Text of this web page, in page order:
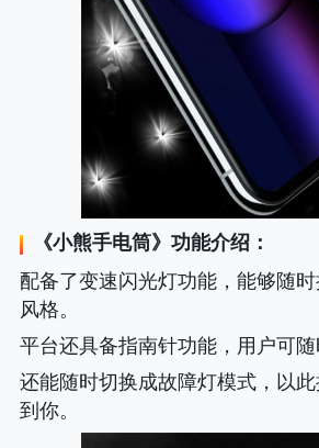
《小熊手电筒》功能介绍：
配备了变速闪光灯功能，能够随
风格。
平台还具备指南针功能，用户可随
还能随时切换成故障灯模式，以
到你。